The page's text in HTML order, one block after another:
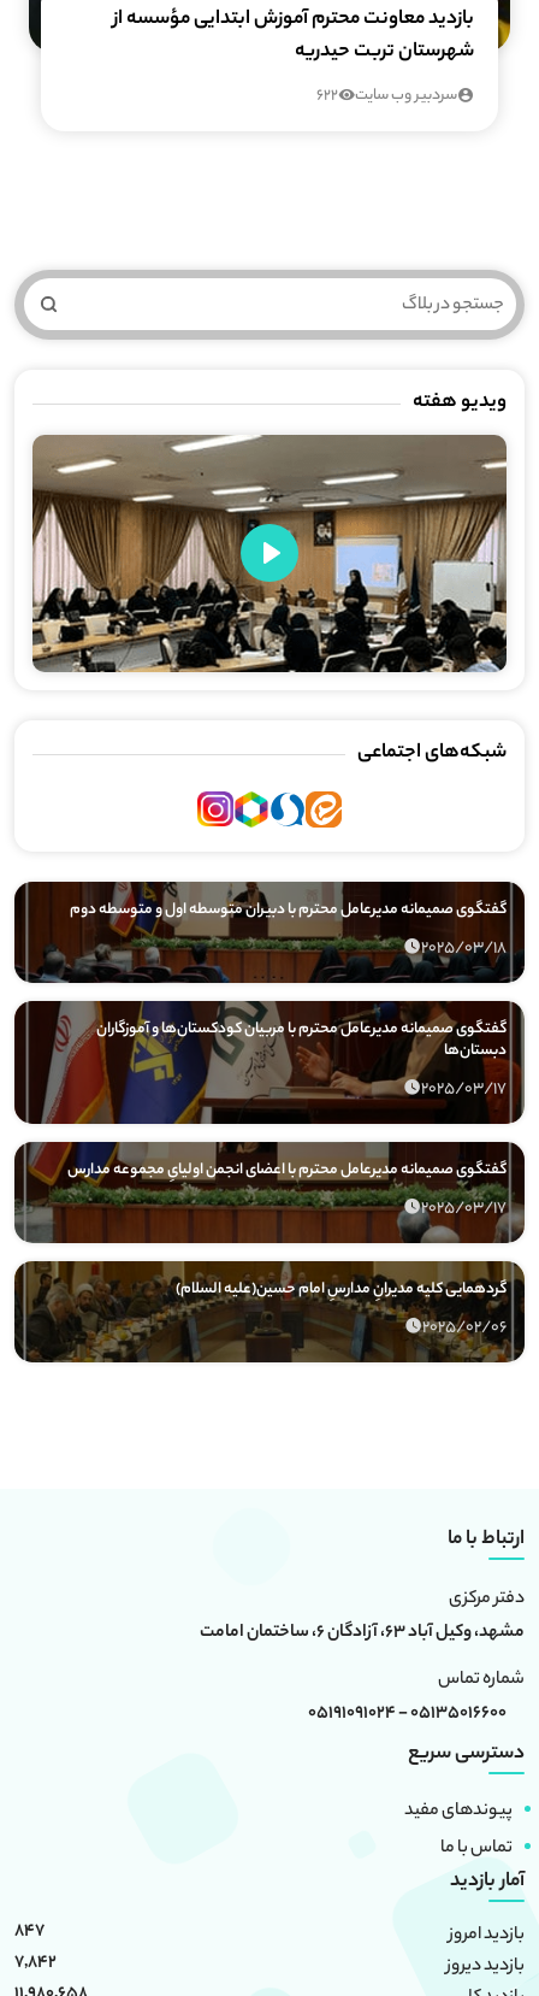
بازدید معاونت محترم آموزش ابتدایی مؤسسه از
شهرستان تربت حیدریه
سردبیر وب سایت 622
شبکه‌های اجتماعی
ویدیو هفته
Play
گفتگوی صمیمانه مدیرعامل محترم با دبیران متوسطه اول و متوسطه دوم
2025/03/18
گفتگوی صمیمانه مدیرعامل محترم با مربیان کودکستان‌ها و آموزگاران
دبستان‌ها
2025/03/17
گفتگوی صمیمانه مدیرعامل محترم با اعضای انجمن اولیایِ مجموعه مدارس
2025/03/17
گردهمایی کلیه مدیرانِ مدارسِ امام حسین(علیه السلام)
2025/02/06
ارتباط با ما
دفتر مرکزی
مشهد، وکیل آباد 63، آزادگان 6، ساختمان امامت
شماره تماس
05135016600 - 05191091024
دسترسی سریع
پیوندهای مفید
تماس با ما
آمار بازدید
بازدید امروز
847
بازدید دیروز
7,842